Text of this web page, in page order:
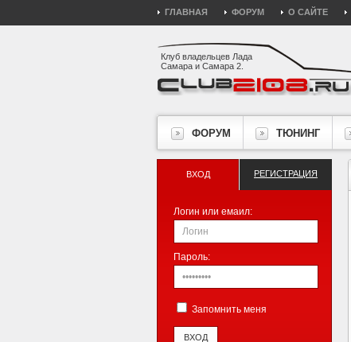
ГЛАВНАЯ ФОРУМ О САЙТЕ
Клуб владельцев Лада
Самара и Самара 2.
ФОРУМ ТЮНИНГ
ВХОД РЕГИСТРАЦИЯ
Логин или емаил:
Пароль:
Запомнить меня